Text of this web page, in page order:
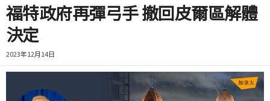
福特政府再彈弓手 撤回皮爾區解體
決定
2023年12月14日